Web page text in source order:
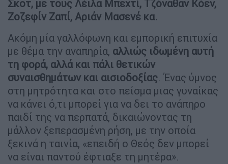
Σκοτ, με τους Λέιλα Μπεχτί, Τζόναθαν Κόεν,
Ζοζεφίν Ζαπί, Αριάν Μασενέ κα.
Ακόμη μία γαλλόφωνη και εμπορική επιτυχία
με θέμα την αναπηρία, αλλιώς ιδωμένη αυτή
τη φορά, αλλά και πάλι θετικών
συναισθημάτων και αισιοδοξίας. Ένας ύμνος
στη μητρότητα και στο πείσμα μιας γυναίκας
να κάνει ό,τι μπορεί για να δει το ανάπηρο
παιδί της να περπατά, δικαιώνοντας τη
μάλλον ξεπερασμένη ρήση, με την οποία
ξεκινά η ταινία, «επειδή ο Θεός δεν μπορεί
να είναι παντού έφτιαξε τη μητέρα».